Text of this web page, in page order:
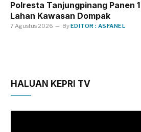
Polresta Tanjungpinang Panen
Lahan Kawasan Dompak
7 Agustus 2026 ByEDITOR : ASFANEL
HALUAN KEPRI TV